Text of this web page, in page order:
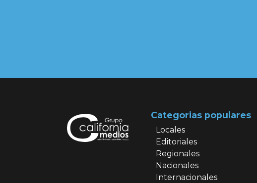
Categorias populares
Locales
Editoriales
Regionales
Nacionales
Internacionales